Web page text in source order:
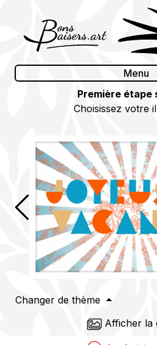
content
Menu
Première étape
Choisissez votre
Précédent
Afficher la
Changer de thème